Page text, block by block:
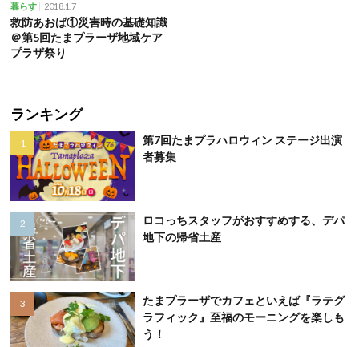
暮らす 2018.1.7
救防あおば①災害時の基礎知識
＠第5回たまプラーザ地域ケア
プラザ祭り
ランキング
第7回たまプラハロウィン ステージ出演
者募集
ロコっちスタッフがおすすめする、デパ
地下の帰省土産
たまプラーザでカフェといえば『ラテグ
ラフィック』至福のモーニングを楽しも
う！